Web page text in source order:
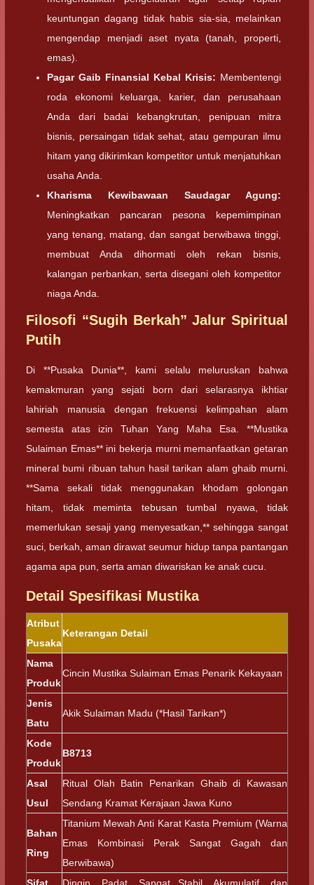
keuntungan dagang tidak habis sia-sia, melainkan
mengendap menjadi aset nyata (tanah, properti,
emas).
Pagar Gaib Finansial Kebal Krisis: Membentengi
roda ekonomi keluarga, karier, dan perusahaan
Anda dari badai kebangkrutan, penipuan mitra
bisnis, persaingan tidak sehat, atau gempuran ilmu
hitam yang dikirimkan kompetitor untuk menjatuhkan
usaha Anda.
Kharisma Kewibawaan Saudagar Agung:
Meningkatkan pancaran pesona kepemimpinan
yang tenang, matang, dan sangat berwibawa tinggi,
membuat Anda dihormati oleh rekan bisnis,
kalangan perbankan, serta disegani oleh kompetitor
niaga Anda.
Filosofi “Sugih Berkah” Jalur Spiritual
Putih
Di **Pusaka Dunia**, kami selalu meluruskan bahwa
kemakmuran yang sejati born dari selarasnya ikhtiar
lahiriah manusia dengan frekuensi kelimpahan alam
semesta atas izin Tuhan Yang Maha Esa. **Mustika
Sulaiman Emas** ini bekerja murni memanfaatkan getaran
mineral bumi ribuan tahun hasil tarikan alam ghaib murni.
**Sama sekali tidak menggunakan khodam golongan
hitam, tidak meminta tebusan tumbal nyawa, tidak
memerlukan sesaji yang menyesatkan,** sehingga sangat
suci, berkah, aman dirawat seumur hidup tanpa pantangan
agama apa pun, serta aman diwariskan ke anak cucu.
Detail Spesifikasi Mustika
Atribut
Pusaka
Keterangan Detail
Nama
Produk
Cincin Mustika Sulaiman Emas Penarik Kekayaan
Jenis
Batu
Akik Sulaiman Madu (*Hasil Tarikan*)
Kode
Produk
B8713
Asal
Usul
Ritual Olah Batin Penarikan Ghaib di Kawasan
Sendang Kramat Kerajaan Jawa Kuno
Bahan
Ring
Titanium Mewah Anti Karat Kasta Premium (Warna
Emas Kombinasi Perak Sangat Gagah dan
Berwibawa)
Sifat
Dingin, Padat, Sangat Stabil, Akumulatif, dan